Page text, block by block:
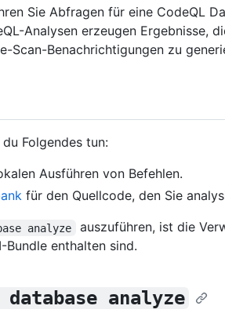
Sie Abfragen für eine CodeQL
Analysen erzeugen Ergebnisse,
Scan-Benachrichtigungen zu
Folgendes tun:
Ausführen von Befehlen.
für den Quellcode, den Sie
analyze
auszuführen, ist die
Bundle enthalten sind.
database analyze